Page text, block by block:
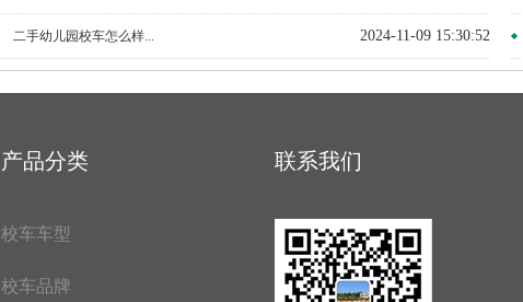
2024-11-09 15:30:52
二手幼儿园校车怎么样...
产品分类
校车车型
校车品牌
联系我们